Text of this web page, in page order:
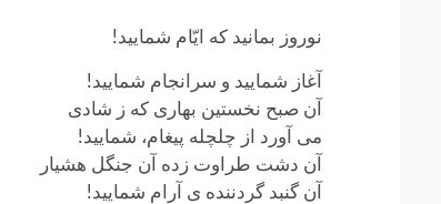
نوروز بمانید که ایّام شمایید!
آغاز شمایید و سرانجام شمایید!
آن صبح نخستین بهاری که ز شادی
می آورد از چلچله پیغام، شمایید!
آن دشت طراوت زده آن جنگل هشیار
آن گنبد گردننده ی آرام شمایید!